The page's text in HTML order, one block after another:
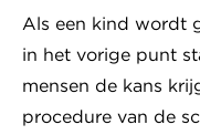
Als een kind wordt
in het vorige punt
mensen de kans
procedure van de